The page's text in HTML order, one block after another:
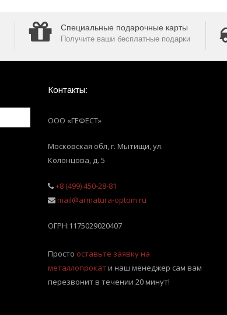
Специальные подарочные карты
Получите ваши бесплатные подарки
Контакты:
ООО «ГЕФЕСТ»
Московская обл, г. Мытищи,ул.
Колонцова, д. 5
+8 (499) 450-28-81
mail@armatura-optom.ru
ОГРН:1175029020407
Просто оставьте заявку на
металлопрокати наш менеджер сам вам
перезвонит в течении 20 минут!